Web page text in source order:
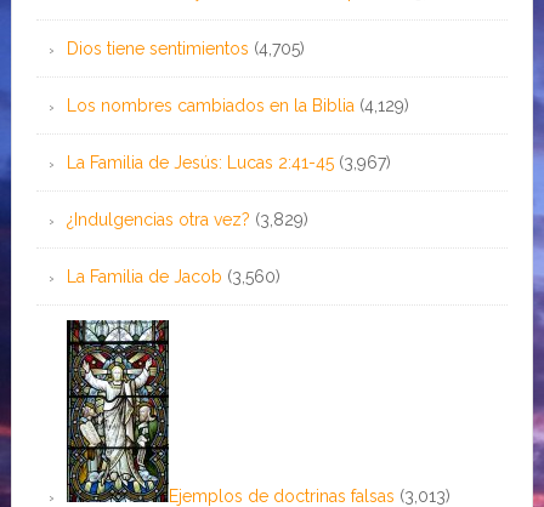
Dios tiene sentimientos (4,705)
Los nombres cambiados en la Biblia (4,129)
La Familia de Jesús: Lucas 2:41-45 (3,967)
¿Indulgencias otra vez? (3,829)
La Familia de Jacob (3,560)
Ejemplos de doctrinas falsas (3,013)